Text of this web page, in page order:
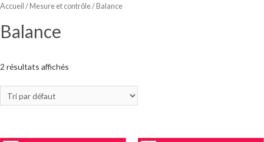
Accueil / Mesure et contrôle/ Balance
Balance
2 résultats affichés